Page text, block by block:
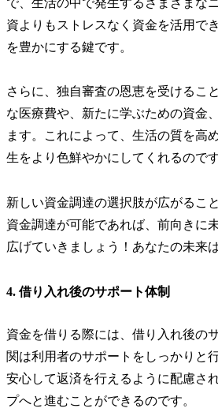
資よりもストレスなく資金を活用で
を豊かにする鍵です。
さらに、独自審査の恩恵を受けるこ
な医療費や、新たに学ぶための資金
ます。これによって、生活の質を高
生をより色鮮やかにしてくれるのです
新しい資金調達の選択肢が広がるこ
資金調達が可能であれば、前向きに
広げていきましょう！あなたの未来
4. 借り入れ後のサポート体制
資金を借りる際には、借り入れ後の
関は利用者のサポートをしっかりと
安心して返済を行えるように配慮さ
プへと進むことができるのです。